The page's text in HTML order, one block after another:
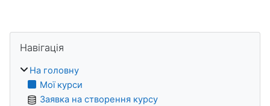
Блоки
Навігація
На головну
Мої курси
Заявка на створення курсу